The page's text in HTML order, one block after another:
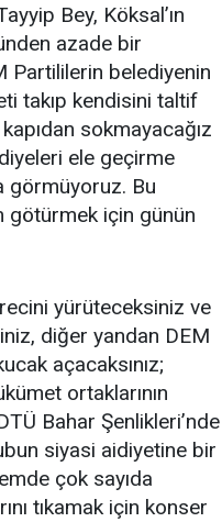
Bey, Köksal’ın
azade bir
Partililerin belediyenin
takıp kendisini taltif
sokmayacağız
ele geçirme
görmüyoruz. Bu
götürmek için günün
yürüteceksiniz ve
diğer yandan DEM
açacaksınız;
ortaklarının
Bahar Şenlikleri’nde
siyasi aidiyetine bir
çok sayıda
tıkamak için konser